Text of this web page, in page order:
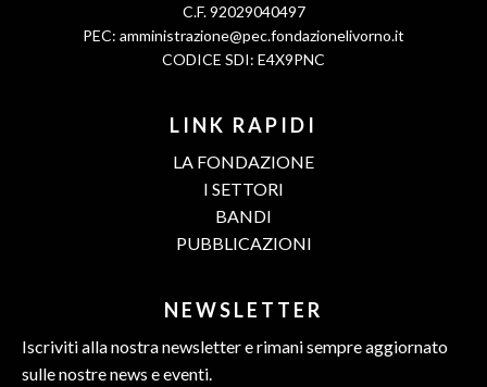
C.F. 92029040497
PEC: amministrazione@pec.fondazionelivorno.it
CODICE SDI: E4X9PNC
LINK RAPIDI
LA FONDAZIONE
I SETTORI
BANDI
PUBBLICAZIONI
NEWSLETTER
Iscriviti alla nostra newsletter e rimani sempre aggiornato
sulle nostre news e eventi.